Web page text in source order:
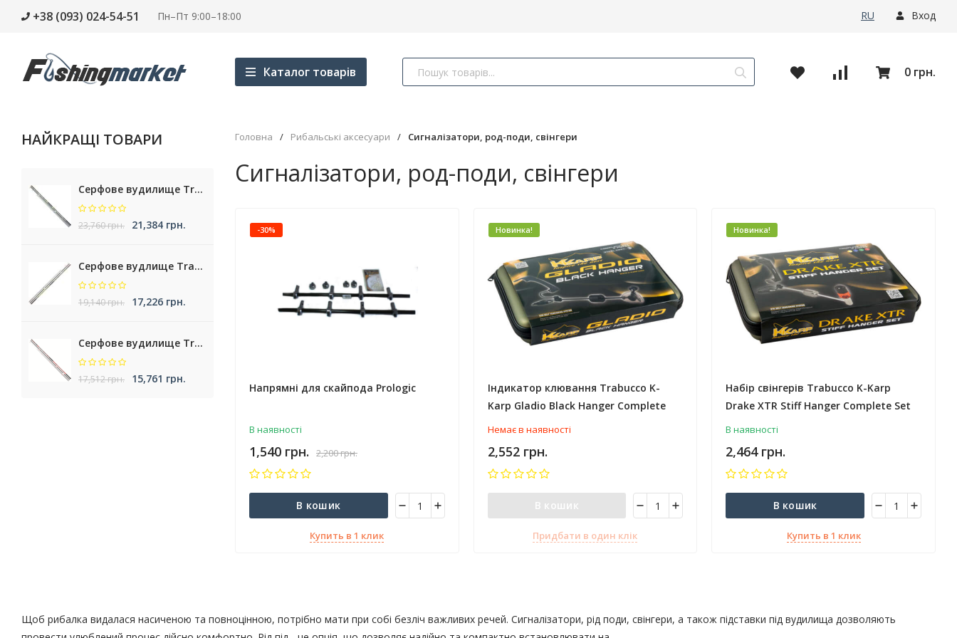
+38 (093) 024-54-51 Пн–Пт 9:00–18:00 RU Вход
Каталог товарів 0 грн.
НАЙКРАЩІ ТОВАРИ
Серфове вудилище Trabucco Cassiopea NXT Surf
23,760 грн. 21,384 грн.
Серфове вудлище Trabucco Nemesea XT Surf
19,140 грн. 17,226 грн.
Серфове вудилище Trabucco Krypteria XR Surf
17,512 грн. 15,761 грн.
Головна / Рибальські аксесуари / Сигналізатори, род-поди, свінгери
Сигналізатори, род-поди, свінгери
-30%
Напрямні для скайпода Prologic
В наявності
1,540 грн. 2,200 грн.
В кошик
Купить в 1 клик
Новинка!
Індикатор клювання Trabucco K-
Karp Gladio Black Hanger Complete
Set 4pcs
Немає в наявності
2,552 грн.
В кошик
Придбати в один клік
Новинка!
Набір свінгерів Trabucco K-Karp
Drake XTR Stiff Hanger Complete Set
4pcs
В наявності
2,464 грн.
В кошик
Купить в 1 клик
Щоб рибалка видалася насиченою та повноцінною, потрібно мати при собі безліч важливих речей. Сигналізатори, рід поди, свінгери, а також підставки під вудилища дозволяють